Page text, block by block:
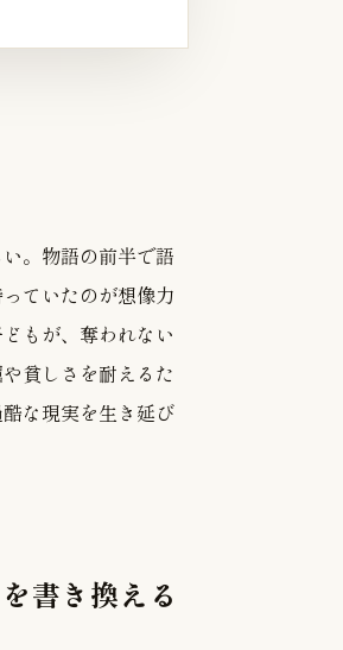
。物語の前半で語
ていたのが想像力
もが、奪われない
貧しさを耐えるた
な現実を生き延び
書き換える